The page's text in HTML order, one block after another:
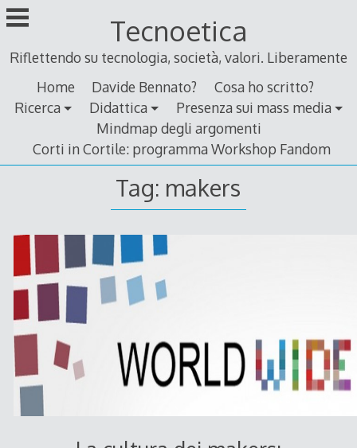
Skip
to
Tecnoetica
Riflettendo su tecnologia, società, valori. Liberamente
Home
Davide Bennato?
Cosa ho scritto?
Ricerca
Didattica
Presenza sui mass media
Mindmap degli argomenti
Corti in Cortile: programma Workshop Fandom
Tag: makers